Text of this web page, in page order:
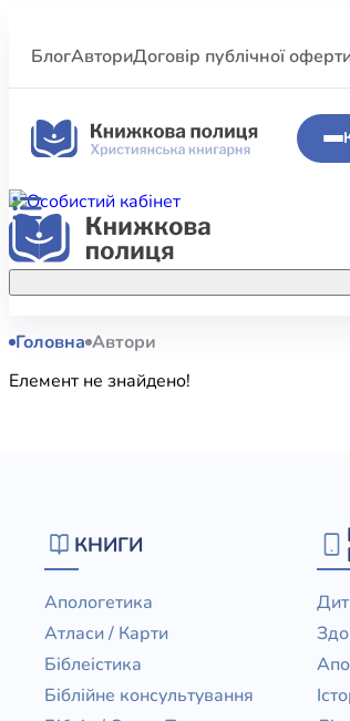
БлогАвториДоговір публічної
Акційні пропозиції
Купуйте більше улюблених книжок
Новинки
Свіжі надходження, актуальна
література та нові автори на нашій
полиці.
Головна Автори
Елемент не знайдено!
КНИГИ
Апологетика
Атласи / Карти
Біблеістика
Біблійне консультування